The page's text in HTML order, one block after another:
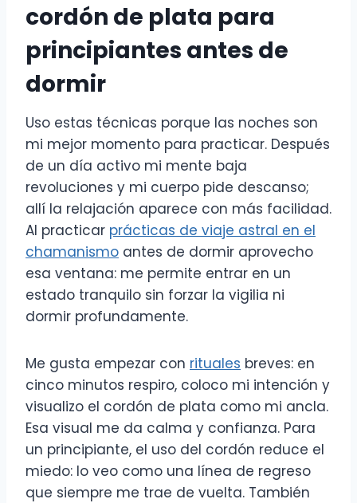
cordón de plata para
principiantes antes de
dormir
Uso estas técnicas porque las noches son
mi mejor momento para practicar. Después
de un día activo mi mente baja
revoluciones y mi cuerpo pide descanso;
allí la relajación aparece con más facilidad.
Al practicar prácticas de viaje astral en el
chamanismo antes de dormir aprovecho
esa ventana: me permite entrar en un
estado tranquilo sin forzar la vigilia ni
dormir profundamente.
Me gusta empezar con rituales breves: en
cinco minutos respiro, coloco mi intención y
visualizo el cordón de plata como mi ancla.
Esa visual me da calma y confianza. Para
un principiante, el uso del cordón reduce el
miedo: lo veo como una línea de regreso
que siempre me trae de vuelta. También